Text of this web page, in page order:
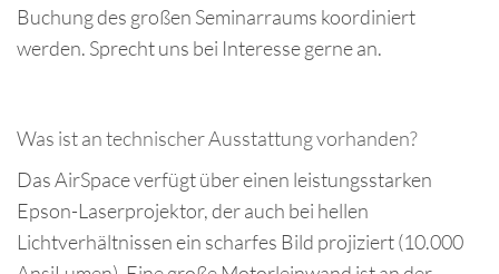
Buchung des großen Seminarraums koordiniert
werden. Sprecht uns bei Interesse gerne an.
Was ist an technischer Ausstattung vorhanden?
Das AirSpace verfügt über einen leistungsstarken
Epson-Laserprojektor, der auch bei hellen
Lichtverhältnissen ein scharfes Bild projiziert (10.000